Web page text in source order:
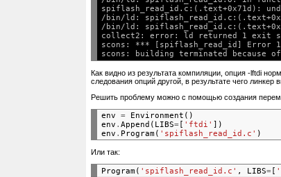
spiflash_read_id.c:(.text+0x71d):
/bin/ld:
/bin/ld:
collect2: error: ld returned 1 exit
scons: *** [spiflash_read_id] Error 1
Как видно из результата компиляции, опция -lftdi
следования опций другой, в результате чего линкер
Решить проблему можно с помощью создания
env = Environment()
env . Append(LIBS= [ 'ftdi' ])
env . Program( 'spiflash_read_id.c'
Или так:
Program( 'spiflash_read_id.c' , LIBS= [